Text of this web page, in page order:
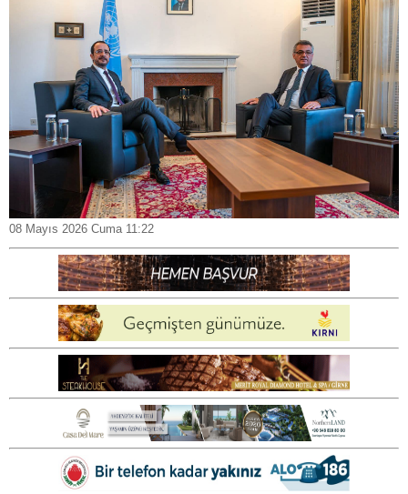
08 Mayıs 2026 Cuma 11:22